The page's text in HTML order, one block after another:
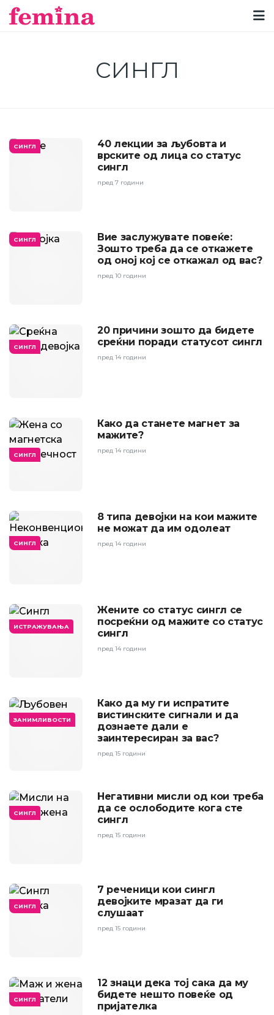
сингл
СИНГЛ
40 лекции за љубовта и
врските од лица со статус
сингл
пред 7 години
СИНГЛ
Вие заслужувате повеќе:
Зошто треба да се откажете
од оној кој се откажал од вас?
пред 10 години
СИНГЛ
20 причини зошто да бидете
среќни поради статусот сингл
пред 14 години
СИНГЛ
Како да станете магнет за
мажите?
пред 14 години
СИНГЛ
8 типа девојки на кои мажите
не можат да им одолеат
пред 14 години
ИСТРАЖУВАЊА
Жените со статус сингл се
посреќни од мажите со статус
сингл
пред 14 години
ЗАНИМЛИВОСТИ
Како да му ги испратите
вистинските сигнали и да
дознаете дали е
заинтересиран за вас?
пред 15 години
СИНГЛ
Негативни мисли од кои треба
да се ослободите кога сте
сингл
пред 15 години
СИНГЛ
7 реченици кои сингл
девојките мразат да ги
слушаат
пред 15 години
СИНГЛ
12 знаци дека тој сака да му
бидете нешто повеќе од
пријателка